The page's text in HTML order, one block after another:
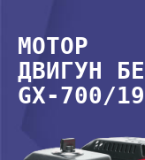
МОТОР
ДВИГУН
GX-700/